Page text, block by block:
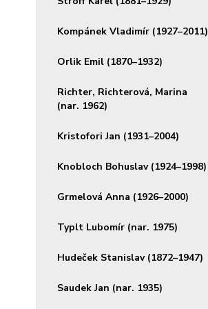
Kompánek Vladimír (1927–2011)
Orlik Emil (1870–1932)
Richter, Richterová, Marina
(nar. 1962)
Kristofori Jan (1931–2004)
Knobloch Bohuslav (1924–1998)
Grmelová Anna (1926–2000)
Typlt Lubomír (nar. 1975)
Hudeček Stanislav (1872–1947)
Saudek Jan (nar. 1935)